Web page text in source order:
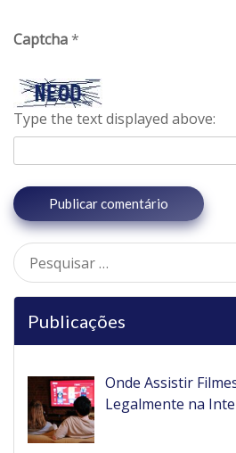
Captcha*
Type the text displayed above:
Pesquisar
por:
Publicações
Onde Assistir
Legalmente na